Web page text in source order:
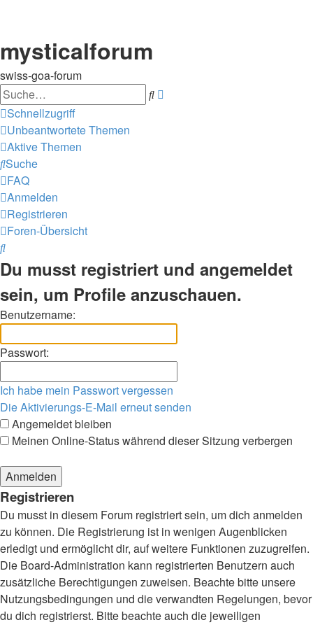
mysticalforum
swiss-goa-forum
Suche
Schnellzugriff
Unbeantwortete Themen
Aktive Themen
Suche
FAQ
Anmelden
Registrieren
Foren-Übersicht
Suche
Du musst registriert und angemeldet
sein, um Profile anzuschauen.
Benutzername:
Passwort:
Ich habe mein Passwort vergessen
Die Aktivierungs-E-Mail erneut senden
Angemeldet bleiben
Meinen Online-Status während dieser Sitzung verbergen
Registrieren
Du musst in diesem Forum registriert sein, um dich anmelden
zu können. Die Registrierung ist in wenigen Augenblicken
erledigt und ermöglicht dir, auf weitere Funktionen zuzugreifen.
Die Board-Administration kann registrierten Benutzern auch
zusätzliche Berechtigungen zuweisen. Beachte bitte unsere
Nutzungsbedingungen und die verwandten Regelungen, bevor
du dich registrierst. Bitte beachte auch die jeweiligen